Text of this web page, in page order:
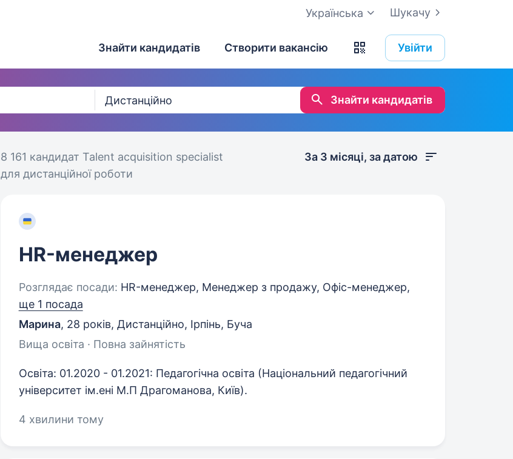
Шукачу
Українська
Знайти кандидатів Створити вакансію Увійти
Знайти кандидатів
8 161 кандидат Talent acquisition specialist
для дистанційної роботи
За 3 місяці, за датою
HR-менеджер
Розглядає посади: HR-менеджер, Менеджер з продажу, Офіс-менеджер,
ще 1 посада
Марина, 28 років, Дистанційно, Ірпінь, Буча
Вища освіта · Повна зайнятість
Освіта: 01.2020 - 01.2021: Педагогічна освіта (Національний педагогічний
університет ім.ені М.П Драгоманова, Київ).
4 хвилини тому